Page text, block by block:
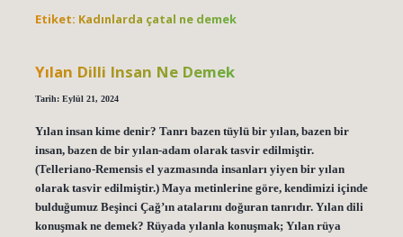
Etiket: Kadınlarda çatal ne demek
Yılan Dilli Insan Ne Demek
Tarih: Eylül 21, 2024
Yılan insan kime denir? Tanrı bazen tüylü bir yılan, bazen bir
insan, bazen de bir yılan-adam olarak tasvir edilmiştir.
(Telleriano-Remensis el yazmasında insanları yiyen bir yılan
olarak tasvir edilmiştir.) Maya metinlerine göre, kendimizi içinde
bulduğumuz Beşinci Çağ’ın atalarını doğuran tanrıdır. Yılan dili
konuşmak ne demek? Rüyada yılanla konuşmak; Yılan rüya